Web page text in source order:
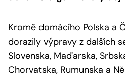
Kromě domácího Polska a
dorazily výpravy z dalších
Slovenska, Maďarska,
Chorvatska, Rumunska a